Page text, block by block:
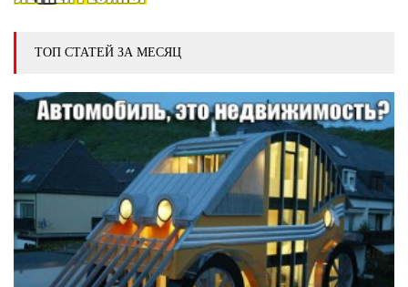
ТОП СТАТЕЙ ЗА МЕСЯЦ